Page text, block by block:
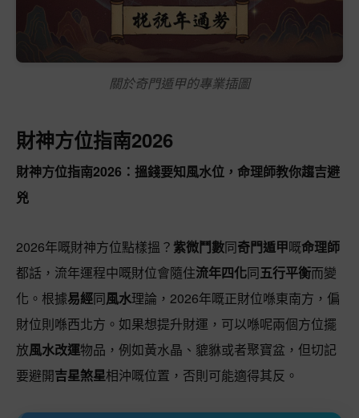
關於奇門遁甲的專業插圖
財神方位指南2026
財神方位指南2026：搵錢要知風水位，命理師教你趨吉避
兇
2026年嘅財神方位點樣搵？ 紫微鬥數同奇門遁甲嘅命理師
都話，流年運程中嘅財位會隨住流年四化同五行平衡而變
化。根據易經同風水理論，2026年嘅正財位喺東南方，偏
財位則喺西北方。如果想提升財運，可以喺呢兩個方位擺
放風水改運物品，例如黃水晶、貔貅或者聚寶盆，但切記
要避開吉星煞星相沖嘅位置，否則可能適得其反。